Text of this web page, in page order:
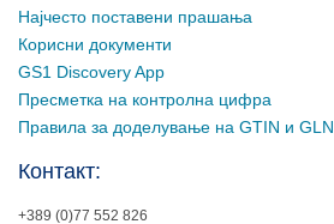
Најчесто поставени прашања
Корисни документи
GS1 Discovery App
Пресметка на контролна цифра
Правила за доделување на GTIN и GLN
Контакт:
+389 (0)77 552 826